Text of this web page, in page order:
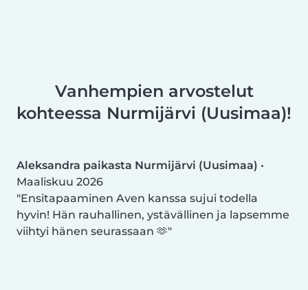
Vanhempien arvostelut
kohteessa Nurmijärvi (Uusimaa)!
Aleksandra paikasta Nurmijärvi (Uusimaa) •
Maaliskuu 2026
Ensitapaaminen Aven kanssa sujui todella
hyvin! Hän rauhallinen, ystävällinen ja lapsemme
viihtyi hänen seurassaan 🫶